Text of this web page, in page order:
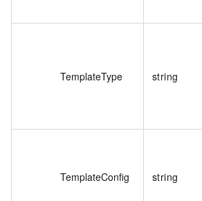
TemplateType string
TemplateConfig string